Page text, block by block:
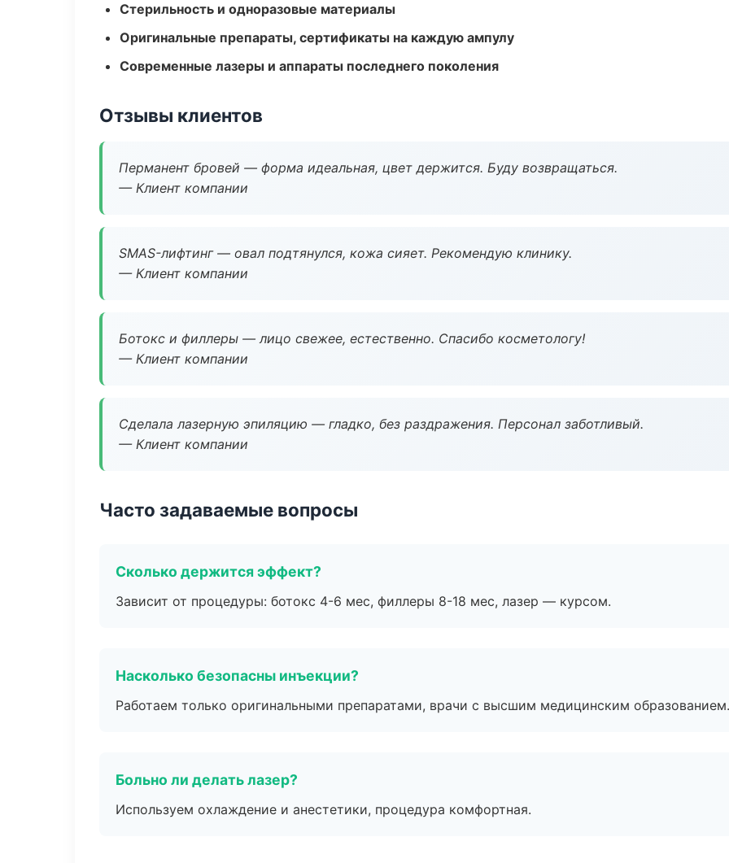
Стерильность и одноразовые материалы
Оригинальные препараты, сертификаты на каждую ампулу
Современные лазеры и аппараты последнего поколения
Отзывы клиентов
Перманент бровей — форма идеальная, цвет держится. Буду возвращаться.
— Клиент компании
SMAS-лифтинг — овал подтянулся, кожа сияет. Рекомендую клинику.
— Клиент компании
Ботокс и филлеры — лицо свежее, естественно. Спасибо косметологу!
— Клиент компании
Сделала лазерную эпиляцию — гладко, без раздражения. Персонал заботливый.
— Клиент компании
Часто задаваемые вопросы
Сколько держится эффект?
Зависит от процедуры: ботокс 4-6 мес, филлеры 8-18 мес, лазер — курсом.
Насколько безопасны инъекции?
Работаем только оригинальными препаратами, врачи с высшим медицинским образованием.
Больно ли делать лазер?
Используем охлаждение и анестетики, процедура комфортная.